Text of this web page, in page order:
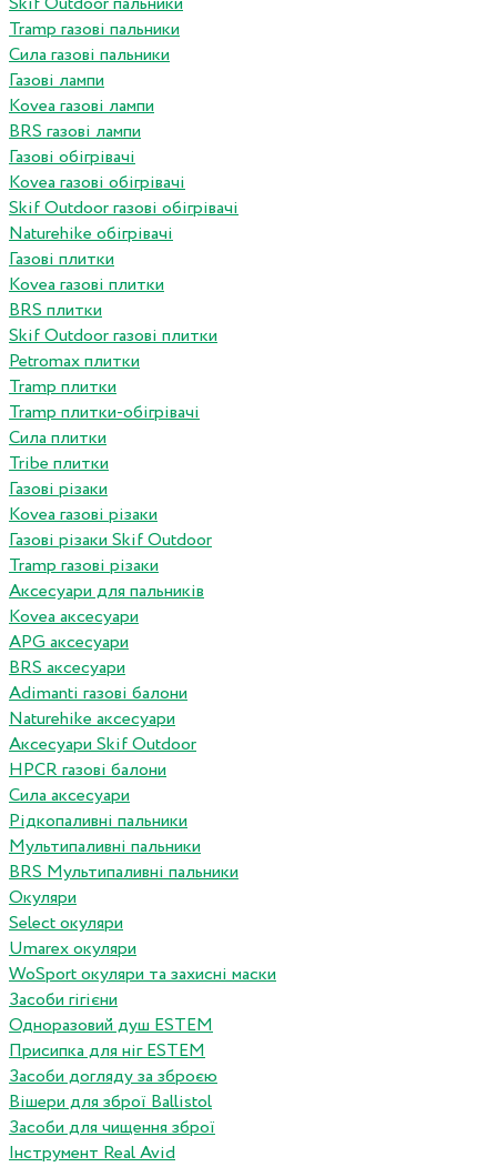
Tramp газові пальники
Сила газові пальники
Газові лампи
Kovea газові лампи
BRS газові лампи
Газові обігрівачі
Kovea газові обігрівачі
Skif Outdoor газові обігрівачі
Naturehike обігрівачі
Газові плитки
Kovea газові плитки
BRS плитки
Skif Outdoor газові плитки
Petromax плитки
Tramp плитки
Tramp плитки-обігрівачі
Сила плитки
Tribe плитки
Газові різаки
Kovea газові різаки
Газові різаки Skif Outdoor
Tramp газові різаки
Аксесуари для пальників
Kovea аксесуари
APG аксесуари
BRS аксесуари
Adimanti газові балони
Naturehike аксесуари
Аксесуари Skif Outdoor
HPCR газові балони
Сила аксесуари
Рідкопаливні пальники
Мультипаливні пальники
BRS Мультипаливні пальники
Окуляри
Select окуляри
Umarex окуляри
WoSport окуляри та захисні маски
Засоби гігієни
Одноразовий душ ESTEM
Присипка для ніг ESTEM
Засоби догляду за зброєю
Вішери для зброї Ballistol
Засоби для чищення зброї
Інструмент Real Avid